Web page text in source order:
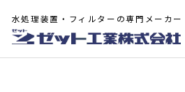
水処理装置・フィルターの専門メーカー